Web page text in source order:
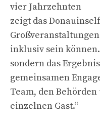
vier Jahrzehnten
zeigt das
inklusiv sein
sondern das
gemeinsamen
Team, den
einzelnen Gast.“